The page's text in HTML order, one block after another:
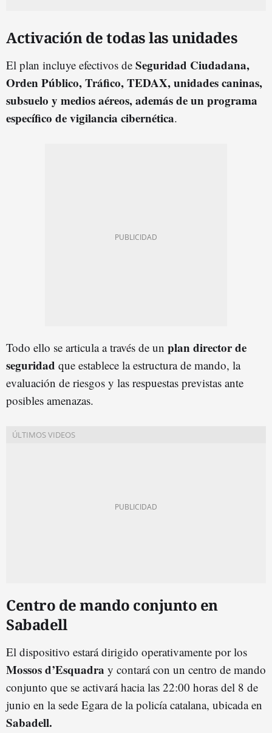
Activación de todas las unidades
El plan incluye efectivos de Seguridad Ciudadana,
Orden Público, Tráfico, TEDAX, unidades caninas,
subsuelo y medios aéreos, además de un programa
específico de vigilancia cibernética.
Todo ello se articula a través de un plan director de
seguridad que establece la estructura de mando, la
evaluación de riesgos y las respuestas previstas ante
posibles amenazas.
Centro de mando conjunto en
Sabadell
El dispositivo estará dirigido operativamente por los
Mossos d’Esquadra y contará con un centro de mando
conjunto que se activará hacia las 22:00 horas del 8 de
junio en la sede Egara de la policía catalana, ubicada en
Sabadell.